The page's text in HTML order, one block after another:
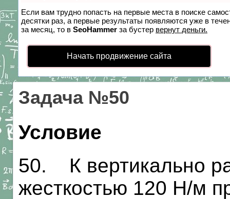
Если вам трудно попасть на первые места в поиске
десятки раз, а первые результаты появляются уже в
за месяц, то в SeoHammer за бустер вернут деньги.
Начать продвижение сайта
Задача №50
Условие
50. К вертикально
жесткостью 120 Н/м